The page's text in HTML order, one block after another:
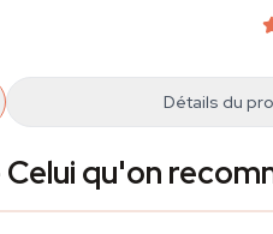
Détails du
qu'on